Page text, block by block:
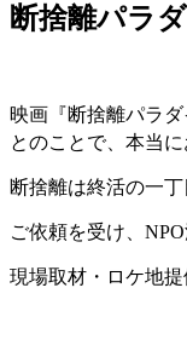
断捨離パラ
映画『断捨離パラ
とのことで、本当
断捨離は終活の一
ご依頼を受け、
現場取材・ロケ地提